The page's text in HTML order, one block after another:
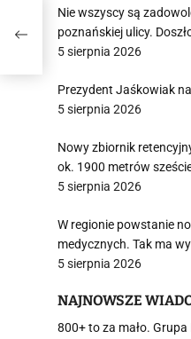
Nie wszyscy są
poznańskiej ulicy.
5 sierpnia 2026
Prezydent Jaśkowiak
5 sierpnia 2026
Nowy zbiornik
ok. 1900 metrów
5 sierpnia 2026
W regionie powstanie
medycznych. Tak ma
5 sierpnia 2026
NAJNOWSZE
800+ to za mało.